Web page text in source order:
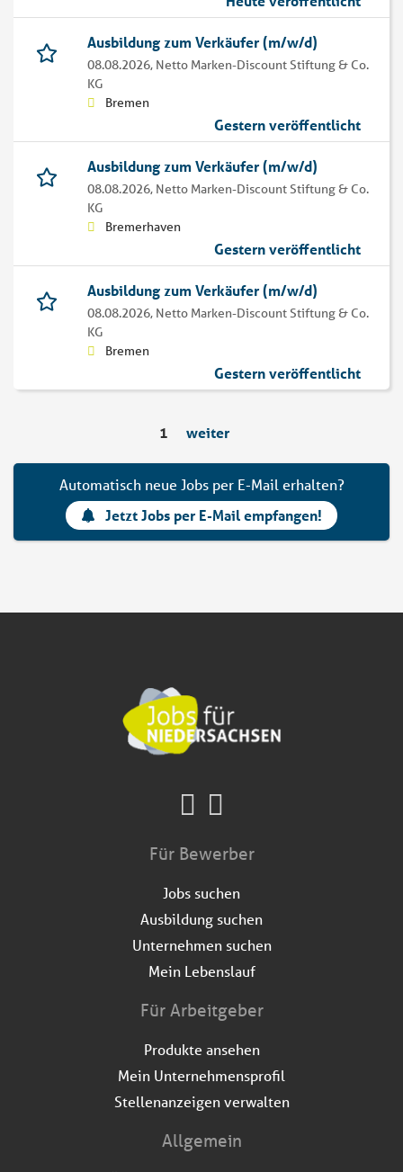
Ausbildung zum Verkäufer (m/w/d)
08.08.2026, Netto Marken-Discount Stiftung & Co.
KG
Bremen
Gestern veröffentlicht
Ausbildung zum Verkäufer (m/w/d)
08.08.2026, Netto Marken-Discount Stiftung & Co.
KG
Bremerhaven
Gestern veröffentlicht
Ausbildung zum Verkäufer (m/w/d)
08.08.2026, Netto Marken-Discount Stiftung & Co.
KG
Bremen
Gestern veröffentlicht
1 weiter
Automatisch neue Jobs per E-Mail erhalten?
Jetzt Jobs per E-Mail empfangen!
Für Bewerber
Jobs suchen
Ausbildung suchen
Unternehmen suchen
Mein Lebenslauf
Für Arbeitgeber
Produkte ansehen
Mein Unternehmensprofil
Stellenanzeigen verwalten
Allgemein